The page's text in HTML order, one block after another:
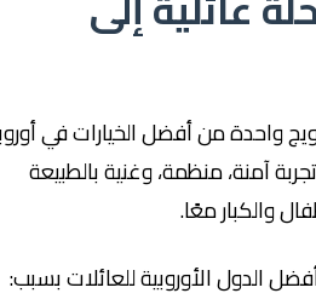
واحدة من أفضل الخيارات في أوروبا
آمنة، منظمة، وغنية بالطبيعة
والكبار معًا.
الدول الأوروبية للعائلات بسبب: